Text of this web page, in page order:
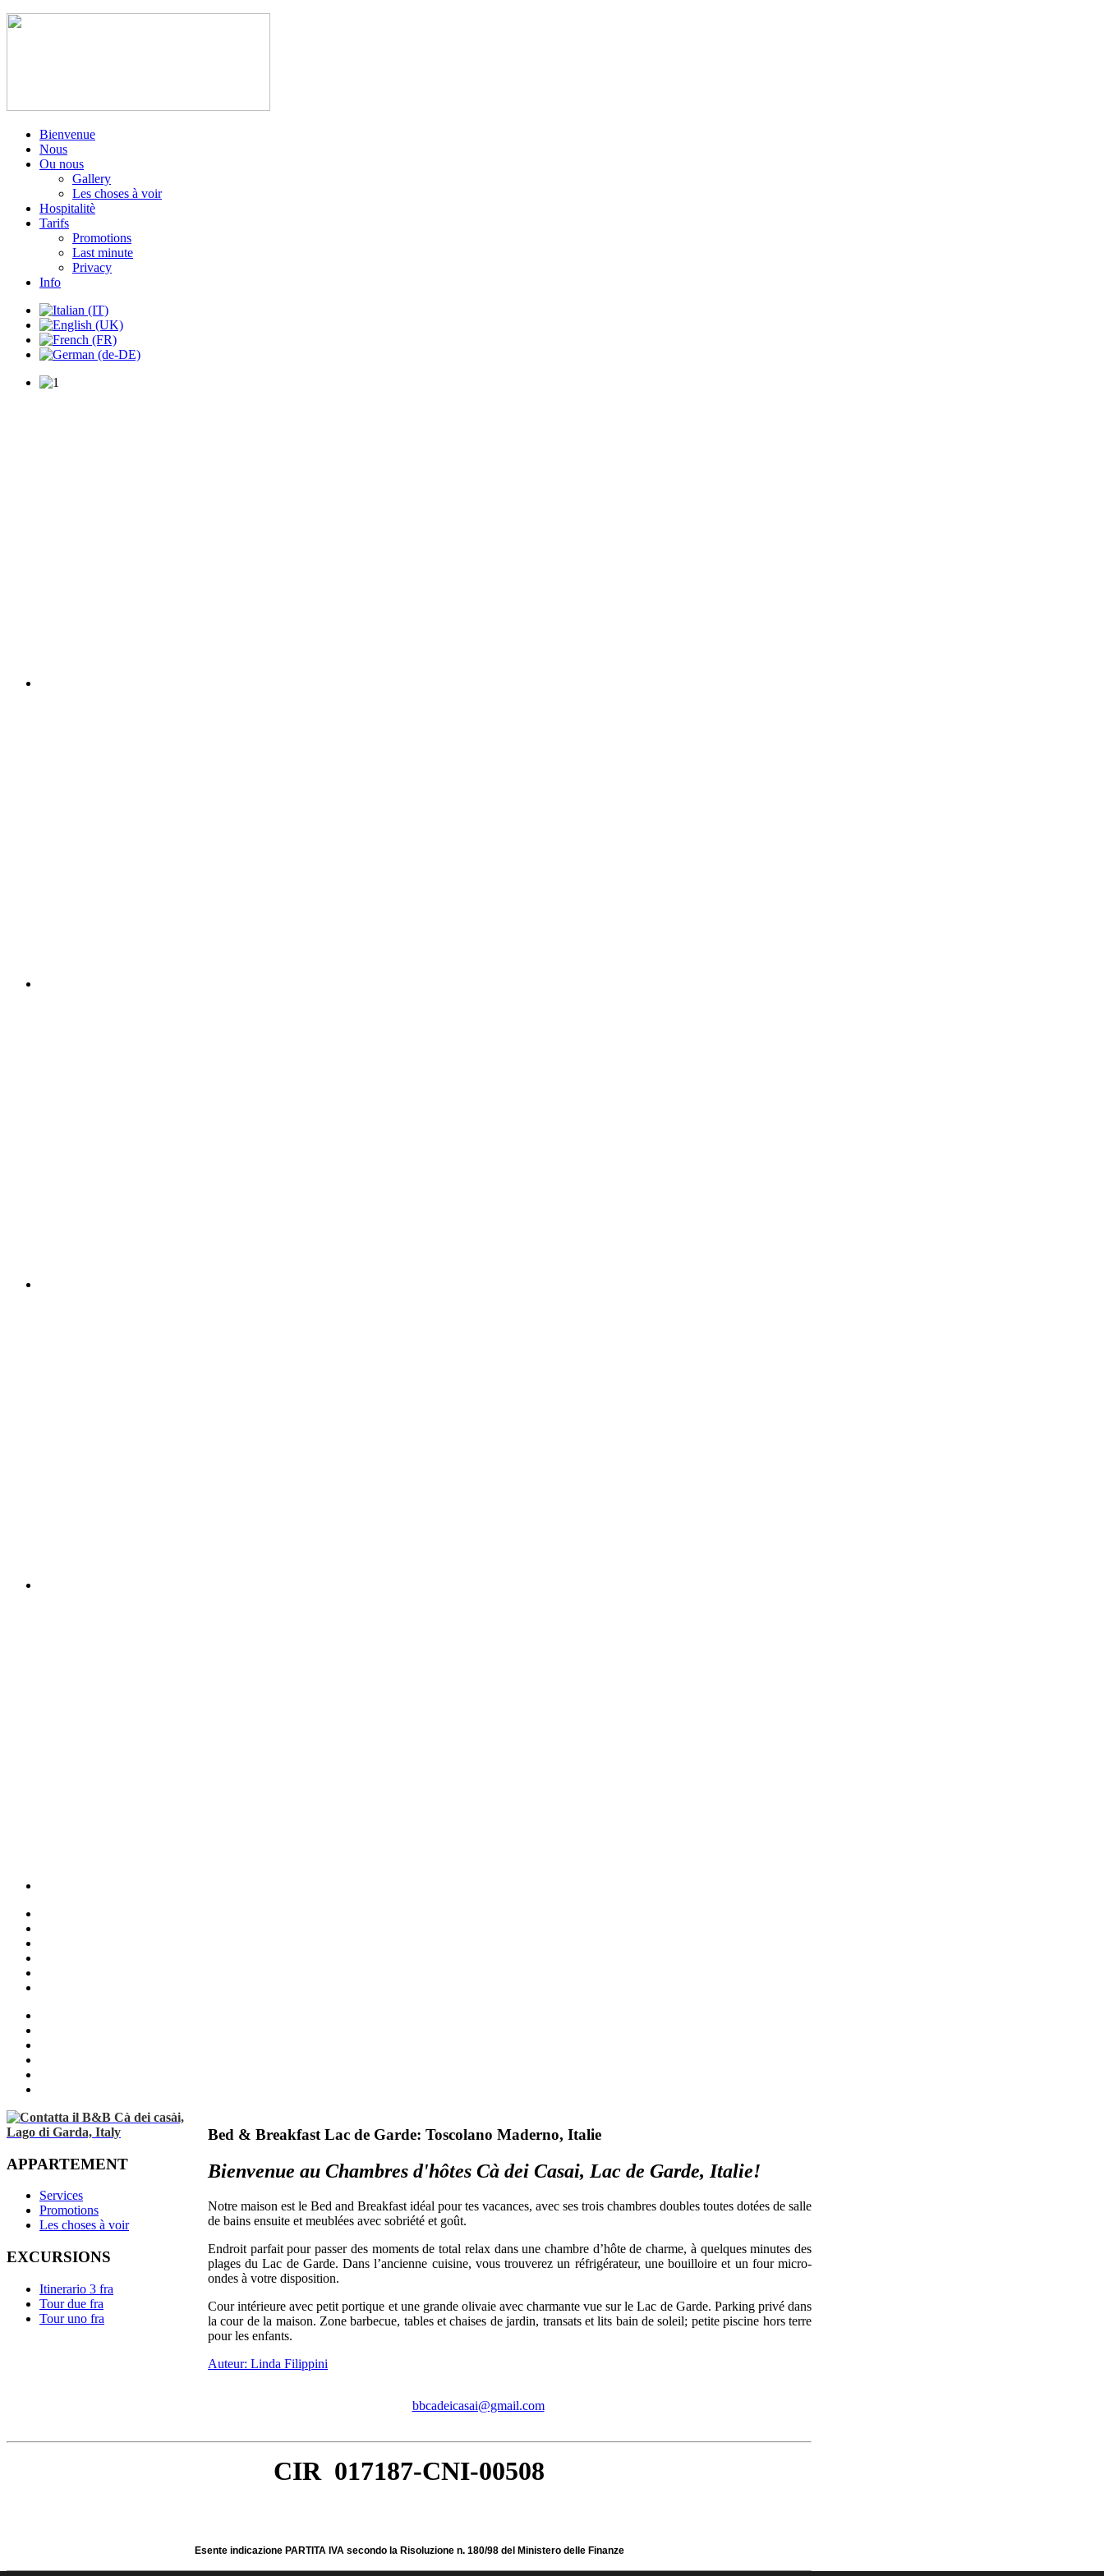
Bienvenue
Nous
Ou nous
Gallery
Les choses à voir
Hospitalitè
Tarifs
Promotions
Last minute
Privacy
Info
Bed & Breakfast Lac de Garde: Toscolano Maderno, Italie
Bienvenue au Chambres d'hôtes Cà dei Casai, Lac de Garde, Italie!
Notre maison est le Bed and Breakfast idéal pour tes vacances, avec ses trois chambres doubles toutes dotées de salle
de bains ensuite et meublées avec sobriété et goût.
Endroit parfait pour passer des moments de total relax dans une chambre d’hôte de charme, à quelques minutes des
plages du Lac de Garde. Dans l’ancienne cuisine, vous trouverez un réfrigérateur, une bouilloire et un four micro-
ondes à votre disposition.
Cour intérieure avec petit portique et une grande olivaie avec charmante vue sur le Lac de Garde. Parking privé dans
la cour de la maison. Zone barbecue, tables et chaises de jardin, transats et lits bain de soleil; petite piscine hors terre
pour les enfants.
Auteur: Linda Filippini
APPARTEMENT
Services
Promotions
Les choses à voir
EXCURSIONS
Itinerario 3 fra
Tour due fra
Tour uno fra
bbcadeicasai@gmail.comWeb-site: www.cadeicasai.com
CIR 017187-CNI-00508
Esente indicazione PARTITA IVA secondo la Risoluzione n. 180/98 del Ministero delle Finanze